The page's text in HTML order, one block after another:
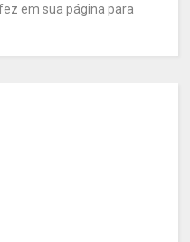
em sua página para